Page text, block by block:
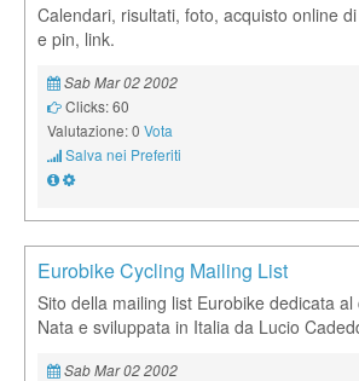
Calendari, risultati, foto, acquisto online
e pin, link.
Sab Mar 02 2002
Clicks: 60
Valutazione: 0 Vota
Salva nei Preferiti
Eurobike Cycling Mailing List
Sito della mailing list Eurobike dedicata
Nata e sviluppata in Italia da Lucio
Sab Mar 02 2002